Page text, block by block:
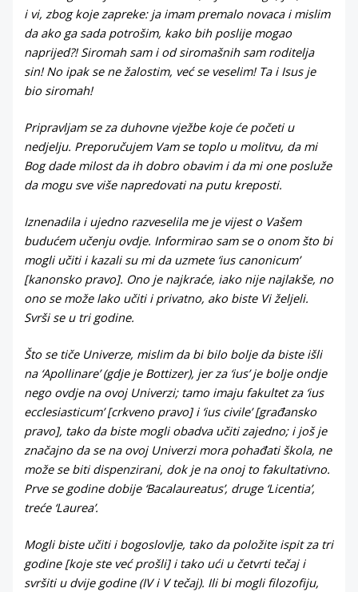
i vi, zbog koje zapreke: ja imam premalo novaca i mislim
da ako ga sada potrošim, kako bih poslije mogao
naprijed?! Siromah sam i od siromašnih sam roditelja
sin! No ipak se ne žalostim, već se veselim! Ta i Isus je
bio siromah!
Pripravljam se za duhovne vježbe koje će početi u
nedjelju. Preporučujem Vam se toplo u molitvu, da mi
Bog dade milost da ih dobro obavim i da mi one posluže
da mogu sve više napredovati na putu kreposti.
Iznenadila i ujedno razveselila me je vijest o Vašem
budućem učenju ovdje. Informirao sam se o onom što bi
mogli učiti i kazali su mi da uzmete ‘ius canonicum’
[kanonsko pravo]. Ono je najkraće, iako nije najlakše, no
ono se može lako učiti i privatno, ako biste Vi željeli.
Svrši se u tri godine.
Što se tiče Univerze, mislim da bi bilo bolje da biste išli
na ‘Apollinare’ (gdje je Bottizer), jer za ‘ius’ je bolje ondje
nego ovdje na ovoj Univerzi; tamo imaju fakultet za ‘ius
ecclesiasticum’ [crkveno pravo] i ‘ius civile’ [građansko
pravo], tako da biste mogli obadva učiti zajedno; i još je
značajno da se na ovoj Univerzi mora pohađati škola, ne
može se biti dispenzirani, dok je na onoj to fakultativno.
Prve se godine dobije ‘Bacalaureatus’, druge ‘Licentia’,
treće ‘Laurea’.
Mogli biste učiti i bogoslovlje, tako da položite ispit za tri
godine [koje ste već prošli] i tako ući u četvrti tečaj i
svršiti u dvije godine (IV i V tečaj). Ili bi mogli filozofiju,